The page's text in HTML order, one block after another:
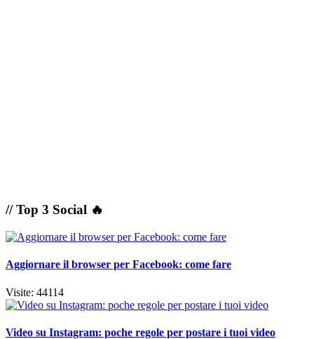
// Top 3 Social 🔥
Aggiornare il browser per Facebook: come fare
Visite: 44114
Video su Instagram: poche regole per postare i tuoi video